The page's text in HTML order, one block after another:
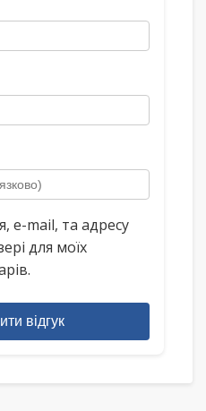
e-mail, та адресу
для моїх
відгук